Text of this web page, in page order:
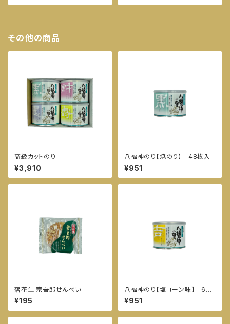
その他の商品
高級カットのり
¥3,910
八福神のり【焼のり】 48枚入
¥951
落花生 宗吾郎せんべい
¥195
八福神のり【塩コーン味】 60
枚入
¥951